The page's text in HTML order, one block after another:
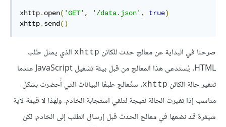
xhttp. open( 'GET' , '/data.json' , true)
xhttp. send ()
صرحنا في البداية عن معالج حدث للكائن xhttp الذي يمثل طلب
HTML. يُستدعى هذا المعالج من قبل بيئة تشغيل JavaScript عندما
تتغير حالة الكائن xhttp. ستُعالج طبعًا البيانات التي أُحضرت بشكل
مناسب إذا تغيرت الحالة نتيجة لتلقي استجابة الخادم. ولهذا لا قيمة لأية
شيفرة قد نضعها في معالج الحدث قبل إرسال الطلب إلى الخادم. لكن